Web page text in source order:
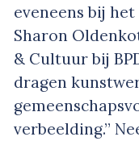
eveneens bij
Sharon
& Cultuur bij
dragen
verbeelding.”